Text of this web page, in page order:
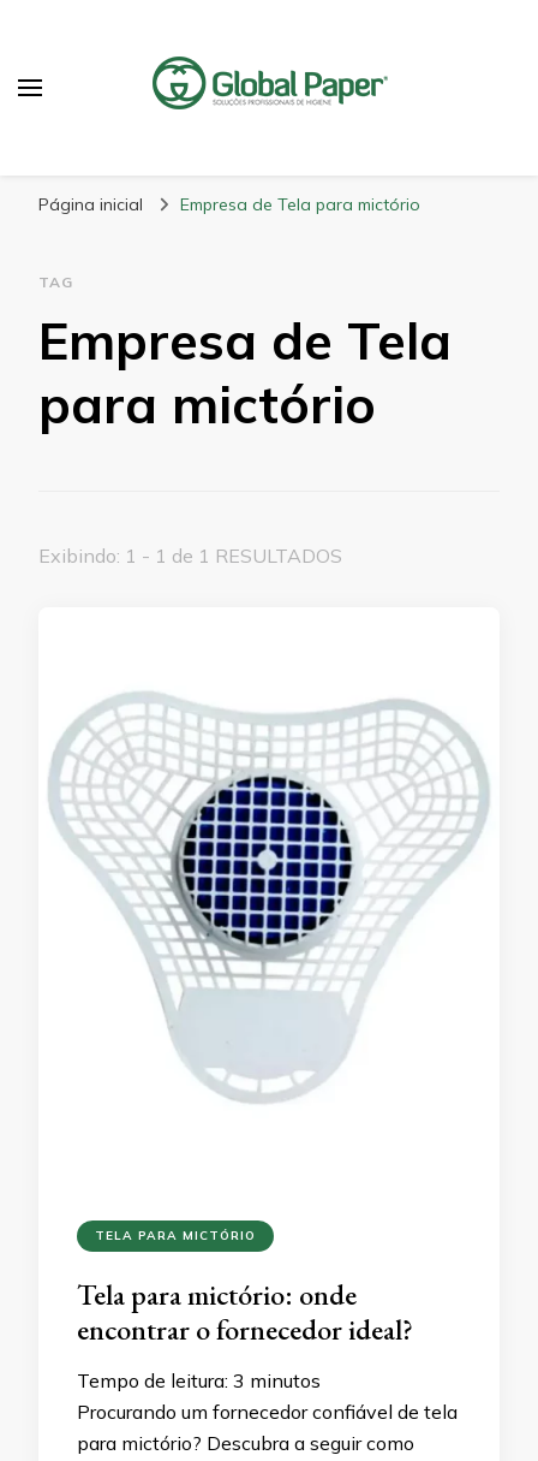
Página inicial Empresa de Tela para mictório
TAG
Empresa de Tela
para mictório
Exibindo: 1 - 1 de 1 RESULTADOS
TELA PARA MICTÓRIO
Tela para mictório: onde
encontrar o fornecedor ideal?
Tempo de leitura: 3 minutos
Procurando um fornecedor confiável de tela
para mictório? Descubra a seguir como